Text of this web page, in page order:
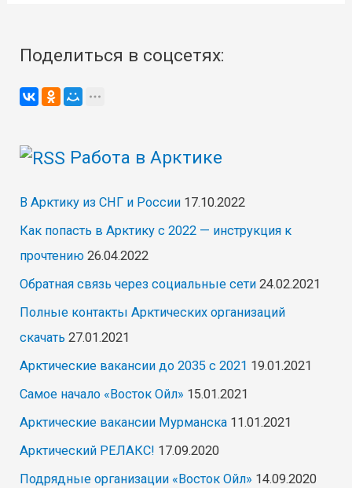
Поделиться в соцсетях:
Работа в Арктике
В Арктику из СНГ и России 17.10.2022
Как попасть в Арктику с 2022 — инструкция к
прочтению 26.04.2022
Обратная связь через социальные сети 24.02.2021
Полные контакты Арктических организаций
скачать 27.01.2021
Арктические вакансии до 2035 с 2021 19.01.2021
Самое начало «Восток Ойл» 15.01.2021
Арктические вакансии Мурманска 11.01.2021
Арктический РЕЛАКС! 17.09.2020
Подрядные организации «Восток Ойл» 14.09.2020